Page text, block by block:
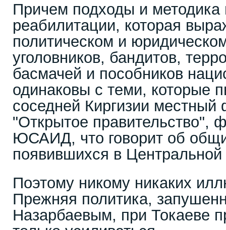
Причем подходы и методика
реабилитации, которая
политическом и
уголовников, бандитов,
басмачей и пособников
одинаковы с теми, которые
соседней Киргизии
"Открытое правительство",
ЮСАИД, что говорит об
появившихся в Центральной
Поэтому никому никаких
Прежняя политика,
Назарбаевым, при Токаеве